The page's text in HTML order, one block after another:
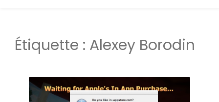
Étiquette : Alexey Borodin